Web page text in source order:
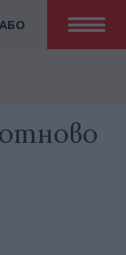
АБО